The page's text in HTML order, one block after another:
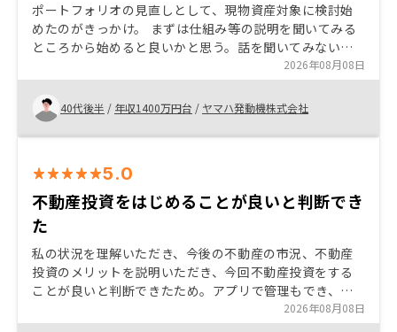
ポートフォリオの見直しとして、現物資産対象に検討始
めたのがきっかけ。 まずは仕組み等の説明を聞いてみる
ところから始めると良いかと思う。話を聞いてみないと
知らない世界で、30代前半くらいに聞いていればよかっ
たという振り返り。 RENOSYで購入を決めたきっかけは
ちょうどタイミングが合ったからというところ。2件目を
検討しているところにキャンペーンよお知らせが合った
ため 業務効率の改善を目的にメール等が雛形かされてい
るとありがたい。
2026年08月08日
40代後半 / 年収1400万円台 / ヤマハ発動機株式会社
5.0
不動産投資をはじめることが良いと判断でき
た
私の状況を理解いただき、今後の不動産の市況、不動産
投資のメリットを説明いただき、今回不動産投資をする
ことが良いと判断できたため。アプリで管理もでき、デ
ジタル化も進んでいて不動産投資がはじめやすかったで
す。
2026年08月08日